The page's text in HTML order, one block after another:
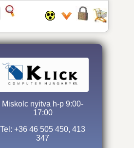
Miskolc nyitva h-p 9:00-
17:00
Tel: +36 46 505 450, 413
347